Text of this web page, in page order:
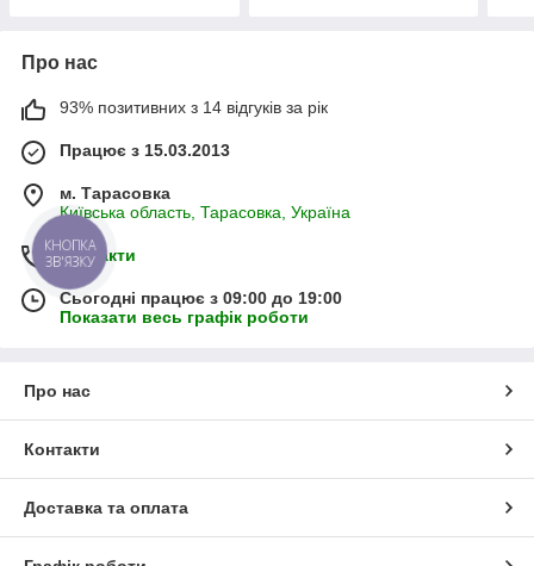
Про нас
93% позитивних з 14 відгуків за рік
Працює з 15.03.2013
м. Тарасовка
Київська область, Тарасовка, Україна
Контакти
Сьогодні працює з 09:00 до 19:00
Показати весь графік роботи
Про нас
Контакти
Доставка та оплата
КНОПКА
ЗВ'ЯЗКУ